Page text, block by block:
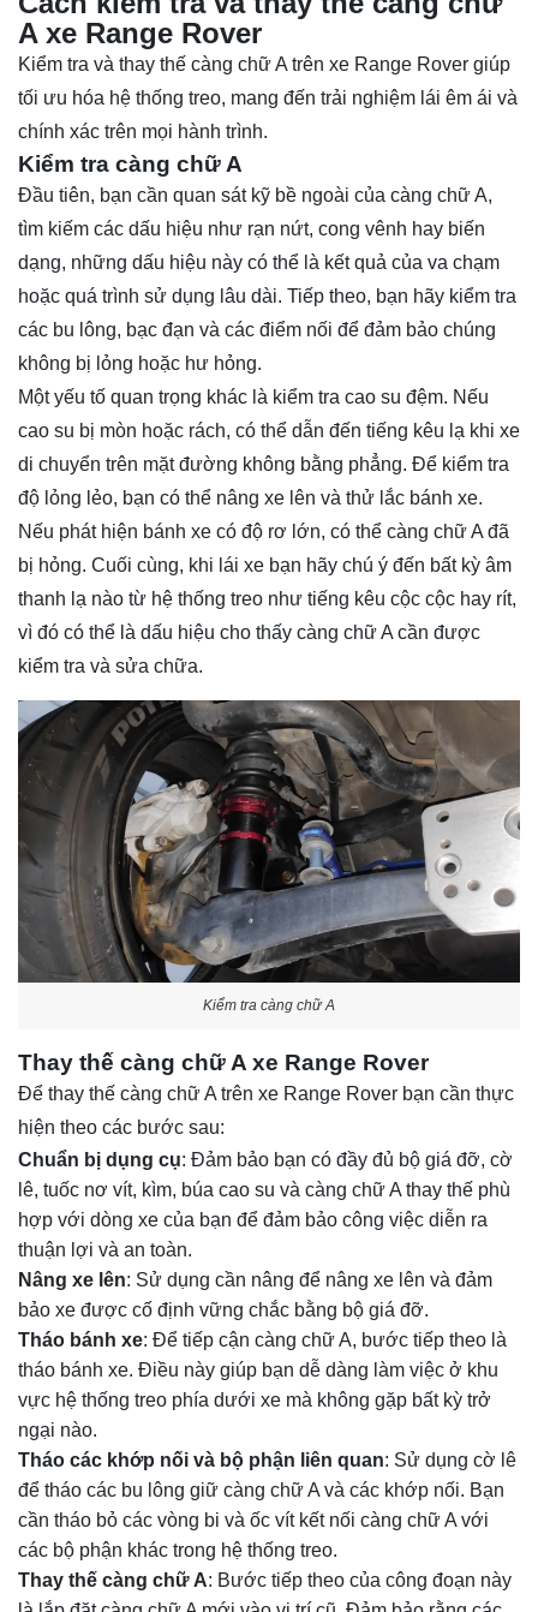
A xe Range Rover
Kiểm tra và thay thế càng chữ A trên xe Range Rover giúp
tối ưu hóa hệ thống treo, mang đến trải nghiệm lái êm ái và
chính xác trên mọi hành trình.
Kiểm tra càng chữ A
Đầu tiên, bạn cần quan sát kỹ bề ngoài của càng chữ A,
tìm kiếm các dấu hiệu như rạn nứt, cong vênh hay biến
dạng, những dấu hiệu này có thể là kết quả của va chạm
hoặc quá trình sử dụng lâu dài. Tiếp theo, bạn hãy kiểm tra
các bu lông, bạc đạn và các điểm nối để đảm bảo chúng
không bị lỏng hoặc hư hỏng.
Một yếu tố quan trọng khác là kiểm tra cao su đệm. Nếu
cao su bị mòn hoặc rách, có thể dẫn đến tiếng kêu lạ khi xe
di chuyển trên mặt đường không bằng phẳng. Để kiểm tra
độ lỏng lẻo, bạn có thể nâng xe lên và thử lắc bánh xe.
Nếu phát hiện bánh xe có độ rơ lớn, có thể càng chữ A đã
bị hỏng. Cuối cùng, khi lái xe bạn hãy chú ý đến bất kỳ âm
thanh lạ nào từ hệ thống treo như tiếng kêu cộc cộc hay rít,
vì đó có thể là dấu hiệu cho thấy càng chữ A cần được
kiểm tra và sửa chữa.
Kiểm tra càng chữ A
Thay thế càng chữ A xe Range Rover
Để thay thế càng chữ A trên xe Range Rover bạn cần thực
hiện theo các bước sau:
Chuẩn bị dụng cụ: Đảm bảo bạn có đầy đủ bộ giá đỡ, cờ
lê, tuốc nơ vít, kìm, búa cao su và càng chữ A thay thế phù
hợp với dòng xe của bạn để đảm bảo công việc diễn ra
thuận lợi và an toàn.
Nâng xe lên: Sử dụng cần nâng để nâng xe lên và đảm
bảo xe được cố định vững chắc bằng bộ giá đỡ.
Tháo bánh xe: Để tiếp cận càng chữ A, bước tiếp theo là
tháo bánh xe. Điều này giúp bạn dễ dàng làm việc ở khu
vực hệ thống treo phía dưới xe mà không gặp bất kỳ trở
ngại nào.
Tháo các khớp nối và bộ phận liên quan: Sử dụng cờ lê
để tháo các bu lông giữ càng chữ A và các khớp nối. Bạn
cần tháo bỏ các vòng bi và ốc vít kết nối càng chữ A với
các bộ phận khác trong hệ thống treo.
Thay thế càng chữ A: Bước tiếp theo của công đoạn này